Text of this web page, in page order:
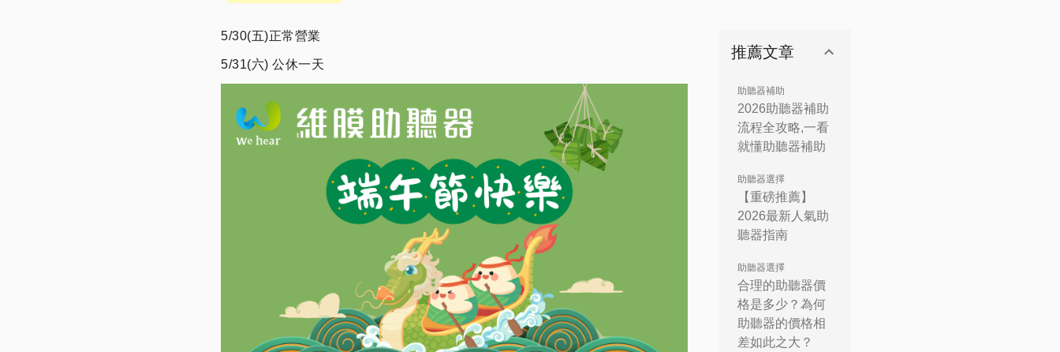
5/30(五)正常營業
5/31(六) 公休一天
推薦文章
助聽器補助
2026助聽器補助
流程全攻略,一看
就懂助聽器補助
助聽器選擇
【重磅推薦】
2026最新人氣助
聽器指南
助聽器選擇
合理的助聽器價
格是多少？為何
助聽器的價格相
差如此之大？